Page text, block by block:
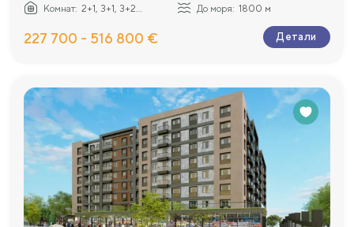
Комнат: 2+1, 3+1, 3+2... До моря: 1800 м
227 700 - 516 800 € Детали